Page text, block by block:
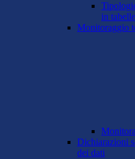
in
Monitoraggio
Dichiarazioni
dei dati